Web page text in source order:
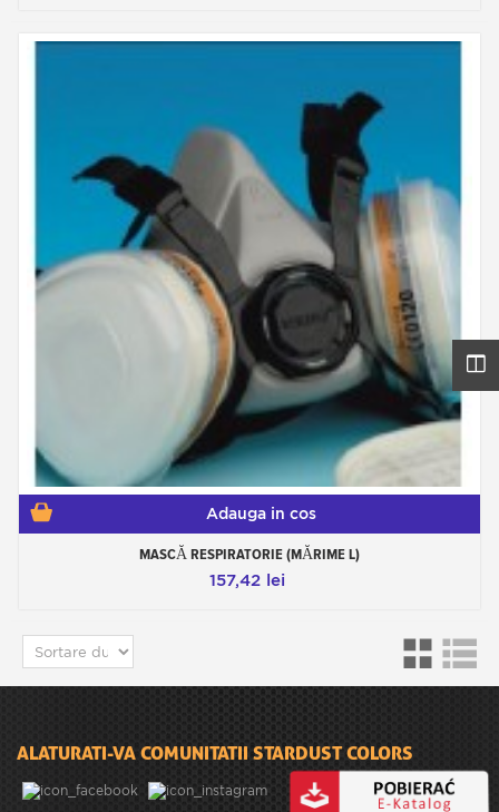
Adauga in cos
MASCĂ RESPIRATORIE (MĂRIME L)
157,42 lei
ALATURATI-VA COMUNITATII STARDUST COLORS